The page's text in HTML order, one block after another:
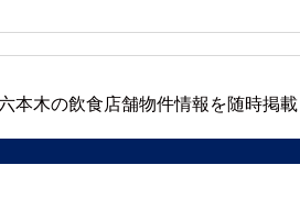
本木の飲食店舗物件情報を随時掲